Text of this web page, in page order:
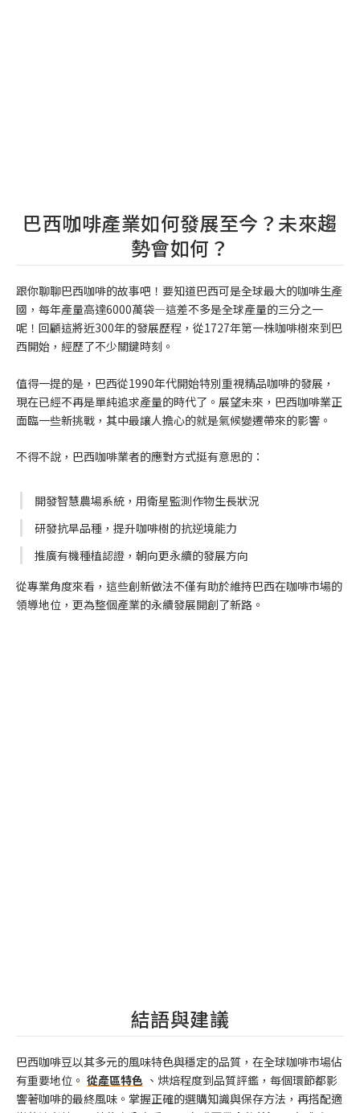
巴西咖啡產業如何發展至今？未來趨
勢會如何？
跟你聊聊巴西咖啡的故事吧！要知道巴西可是全球最大的咖啡生產
國，每年產量高達6000萬袋—這差不多是全球產量的三分之一
呢！回顧這將近300年的發展歷程，從1727年第一株咖啡樹來到巴
西開始，經歷了不少關鍵時刻。
值得一提的是，巴西從1990年代開始特別重視精品咖啡的發展，
現在已經不再是單純追求產量的時代了。展望未來，巴西咖啡業正
面臨一些新挑戰，其中最讓人擔心的就是氣候變遷帶來的影響。
不得不說，巴西咖啡業者的應對方式挺有意思的：
開發智慧農場系統，用衛星監測作物生長狀況
研發抗旱品種，提升咖啡樹的抗逆境能力
推廣有機種植認證，朝向更永續的發展方向
從專業角度來看，這些創新做法不僅有助於維持巴西在咖啡市場的
領導地位，更為整個產業的永續發展開創了新路。
結語與建議
巴西咖啡豆以其多元的風味特色與穩定的品質，在全球咖啡市場佔
有重要地位。 從產區特色 、烘焙程度到品質評鑑，每個環節都影
響著咖啡的最終風味。掌握正確的選購知識與保存方法，再搭配適